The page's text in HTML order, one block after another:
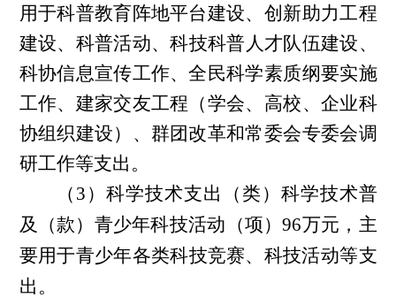
用于科普教育阵地平台建设、创新助力工程
建设、 科普活动、科技科普人才队伍建设、
科协信息宣传工作、全民科学素质纲要实施
工作、建家交友工程（学会、高校、企业科
协组织建设）、群团改革和常委会专委会调
研工作等支出。
（3） 科学技术支出（类）科学技术普
及（款）青少年科技活动（项）96万元，主
要用于青少年各类科技竞赛、科技活动等支
出 。